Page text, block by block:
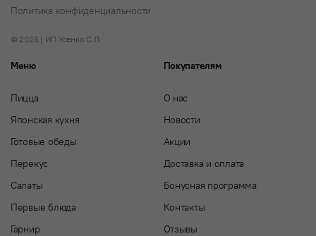
Политика конфиденциальности
© 2026 | ИП Усенко С.Л.
Меню
Пицца
Японская кухня
Готовые обеды
Перекус
Салаты
Первые блюда
Гарнир
Покупателям
О нас
Новости
Акции
Доставка и оплата
Бонусная программа
Контакты
Отзывы